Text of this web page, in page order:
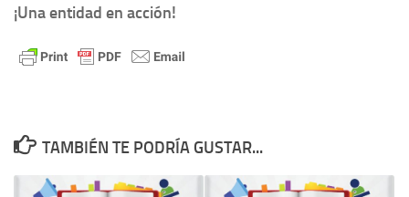
¡Una entidad en acción!
TAMBIÉN TE PODRÍA GUSTAR...